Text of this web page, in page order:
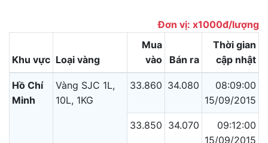
Đơn vị: x1000đ/lượng
Khu vực Loại vàng
Mua
vào
Bán ra
Thời gian
cập nhật
Hồ Chí
Minh
Vàng SJC 1L,
10L, 1KG
33.860 34.080
08:09:00
15/09/2015
33.850 34.070
09:12:00
15/09/2015